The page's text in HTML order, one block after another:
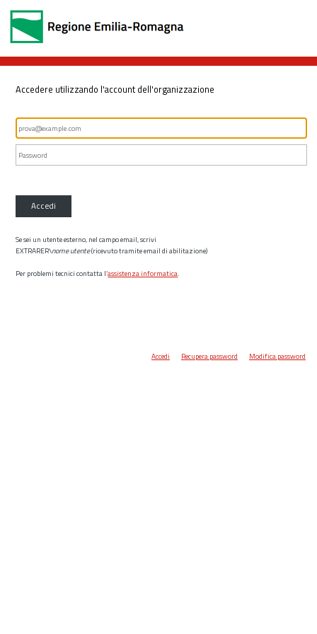
Accedere utilizzando l'account dell'organizzazione
Accedi
Se sei un utente esterno, nel campo email, scrivi
EXTRARER\nome utente(ricevuto tramite email di abilitazione)
Per problemi tecnici contatta l’assistenza informatica.
Accedi Recupera password Modifica password